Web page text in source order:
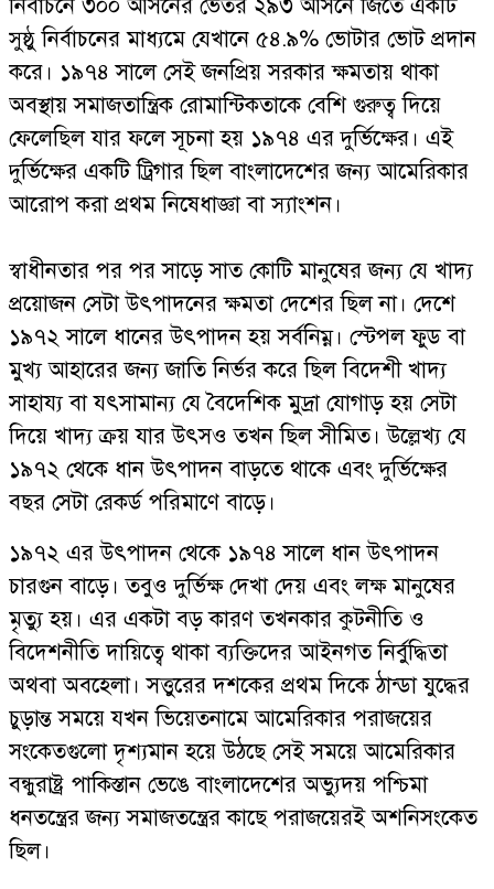
নির্বাচনে ৩০০ আসনের ভেতর ২৯৩ আসনে জিতে একটি
সুষ্ঠু নির্বাচনের মাধ্যমে যেখানে ৫৪.৯% ভোটার ভোট প্রদান
করে। ১৯৭৪ সালে সেই জনপ্রিয় সরকার ক্ষমতায় থাকা
অবস্থায় সমাজতান্ত্রিক রোমান্টিকতাকে বেশি গুরুত্ব দিয়ে
ফেলেছিল যার ফলে সূচনা হয় ১৯৭৪ এর দুর্ভিক্ষের। এই
দুর্ভিক্ষের একটি ট্রিগার ছিল বাংলাদেশের জন্য আমেরিকার
আরোপ করা প্রথম নিষেধাজ্ঞা বা স্যাংশন।
স্বাধীনতার পর পর সাড়ে সাত কোটি মানুষের জন্য যে খাদ্য
প্রয়োজন সেটা উৎপাদনের ক্ষমতা দেশের ছিল না। দেশে
১৯৭২ সালে ধানের উৎপাদন হয় সর্বনিম্ন। স্টেপল ফুড বা
মুখ্য আহারের জন্য জাতি নির্ভর করে ছিল বিদেশী খাদ্য
সাহায্য বা যৎসামান্য যে বৈদেশিক মুদ্রা যোগাড় হয় সেটা
দিয়ে খাদ্য ক্রয় যার উৎসও তখন ছিল সীমিত। উল্লেখ্য যে
১৯৭২ থেকে ধান উৎপাদন বাড়তে থাকে এবং দুর্ভিক্ষের
বছর সেটা রেকর্ড পরিমাণে বাড়ে।
১৯৭২ এর উৎপাদন থেকে ১৯৭৪ সালে ধান উৎপাদন
চারগুন বাড়ে। তবুও দুর্ভিক্ষ দেখা দেয় এবং লক্ষ মানুষের
মৃত্যু হয়। এর একটা বড় কারণ তখনকার কুটনীতি ও
বিদেশনীতি দায়িত্বে থাকা ব্যক্তিদের আইনগত নির্বুদ্ধিতা
অথবা অবহেলা। সত্তুরের দশকের প্রথম দিকে ঠান্ডা যুদ্ধের
চুড়ান্ত সময়ে যখন ভিয়েতনামে আমেরিকার পরাজয়ের
সংকেতগুলো দৃশ্যমান হয়ে উঠছে সেই সময়ে আমেরিকার
বন্ধুরাষ্ট্র পাকিস্তান ভেঙে বাংলাদেশের অভ্যুদয় পশ্চিমা
ধনতন্ত্রের জন্য সমাজতন্ত্রের কাছে পরাজয়েরই অশনিসংকেত
ছিল।